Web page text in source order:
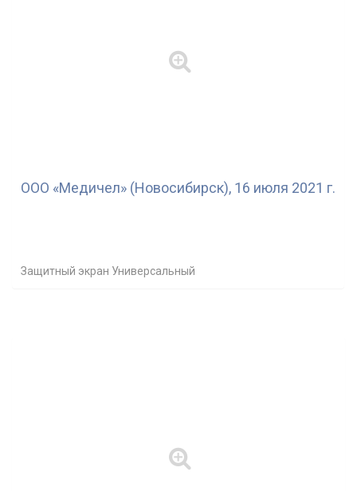
ООО «Медичел» (Новосибирск), 16 июля 2021 г.
Защитный экран Универсальный